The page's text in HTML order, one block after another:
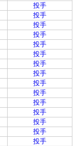
投手
投手
投手
投手
投手
投手
投手
投手
投手
投手
投手
投手
投手
投手
投手